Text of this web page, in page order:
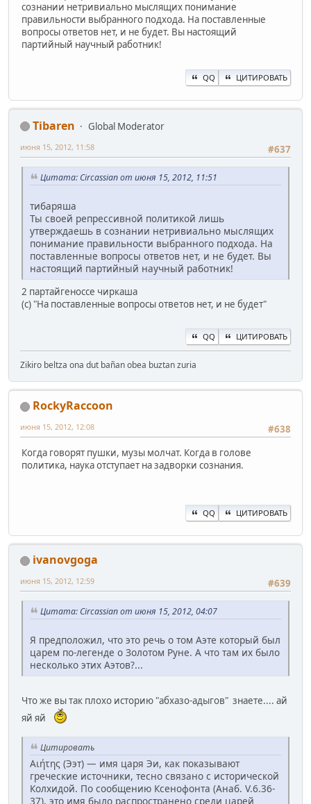
сознании нетривиально мыслящих понимание
правильности выбранного подхода. На поставленные
вопросы ответов нет, и не будет. Вы настоящий
партийный научный работник!
QQ ЦИТИРОВАТЬ
Tibaren
Global Moderator
#637
июня 15, 2012, 11:58
Цитата: Circassian от июня 15, 2012, 11:51
тибаряша
Ты своей репрессивной политикой лишь
утверждаешь в сознании нетривиально мыслящих
понимание правильности выбранного подхода. На
поставленные вопросы ответов нет, и не будет. Вы
настоящий партийный научный работник!
2 партайгеноссе чиркаша
(с) "На поставленные вопросы ответов нет, и не будет"
QQ ЦИТИРОВАТЬ
Zikiro beltza ona dut bañan obea buztan zuria
RockyRaccoon
#638
июня 15, 2012, 12:08
Когда говорят пушки, музы молчат. Когда в голове
политика, наука отступает на задворки сознания.
QQ ЦИТИРОВАТЬ
ivanovgoga
#639
июня 15, 2012, 12:59
Цитата: Circassian от июня 15, 2012, 04:07
Я предположил, что это речь о том Аэте который был
царем по-легенде о Золотом Руне. А что там их было
несколько этих Аэтов?...
Что же вы так плохо историю "абхазо-адыгов" знаете.... ай
яй яй
Цитировать
Αιήτης (Ээт) — имя царя Эи, как показывают
греческие источники, тесно связано с исторической
Колхидой. По сообщению Ксенофонта (Анаб. V.6.36-
37), это имя было распространено среди царей